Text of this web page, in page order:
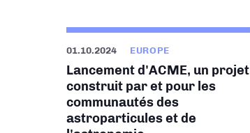
01.10.2024 EUROPE
Lancement d'ACME, un projet
construit par et pour les
communautés des
astroparticules et de